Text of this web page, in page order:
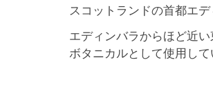
スコットランドの首都エデ
エディンバラからほど近
ボタニカルとして使用して